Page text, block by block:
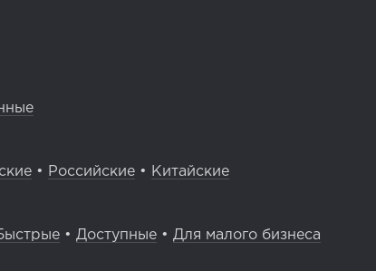
• Российские • Китайские
• Доступные • Для малого бизнеса